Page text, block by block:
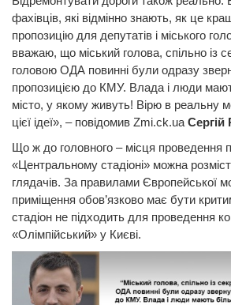
фахівців, які відмінно знають, як це
пропозицію для депутатів і міського
вважаю, що міський голова, спільно із
головою ОДА повинні були одразу
пропозицією до КМУ. Влада і люди
місто, у якому живуть! Вірю в реальну
цієї ідеї», – повідомив Zmi.ck.ua Сергій
Що ж до головного – місця проведення
«Центральному стадіоні» можна
глядачів. За правилами Європейської
приміщення обов’язково має бути
стадіон не підходить для проведення
«Олімпійський» у Києві.